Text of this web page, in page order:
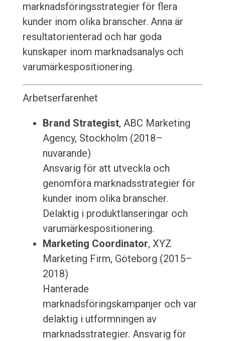
marknadsföringsstrategier för flera
kunder inom olika branscher. Anna är
resultatorienterad och har goda
kunskaper inom marknadsanalys och
varumärkespositionering.
Arbetserfarenhet
Brand Strategist, ABC Marketing
Agency, Stockholm (2018–
nuvarande)
Ansvarig för att utveckla och
genomföra marknadsstrategier för
kunder inom olika branscher.
Delaktig i produktlanseringar och
varumärkespositionering.
Marketing Coordinator, XYZ
Marketing Firm, Göteborg (2015–
2018)
Hanterade
marknadsföringskampanjer och var
delaktig i utformningen av
marknadsstrategier. Ansvarig för